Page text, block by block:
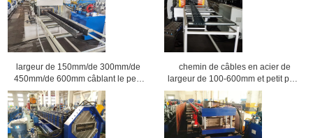
largeur de 150mm/de 300mm/de
450mm/de 600mm câblant le petit
pain résistant d'échelle de câble
électrique formant la machine
chemin de câbles en acier de
largeur de 100-600mm et petit pain
perforés de chaîne câblée formant
la machine